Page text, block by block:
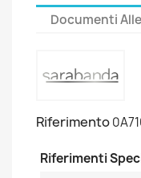
Documenti
Riferimento
Riferimenti